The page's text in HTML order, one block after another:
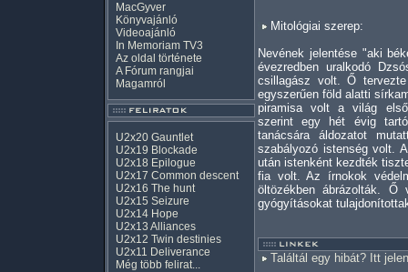
MacGyver
Könyvajánló
Videoajánló
In Memoriam TV3
Az oldal története
A Fórum rangjai
Magamról
U2x20 Gauntlet
U2x19 Blockade
U2x18 Epilogue
U2x17 Common descent
U2x16 The hunt
U2x15 Seizure
U2x14 Hope
U2x13 Alliances
U2x12 Twin destinies
U2x11 Deliverance
Még több felirat...
Mitológiai szerep:
Nevének jelentése "aki
évezredben uralkodó
csillagász volt. Ő
egyszerűen föld alatti
piramisa volt a világ első
szerint egy hét évig
tanácsára áldozatot
szabályozó istenség volt.
után istenként kezdték
fia volt. Az írnokok
öltözékben ábrázolták. Ő
gyógyításokat
Találtál egy hibát? Itt